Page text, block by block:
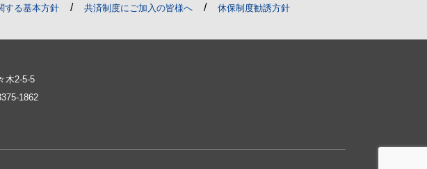
する基本方針 / 共済制度にご加入の皆様へ / 休保制度勧誘方針
木2-5-5
1862